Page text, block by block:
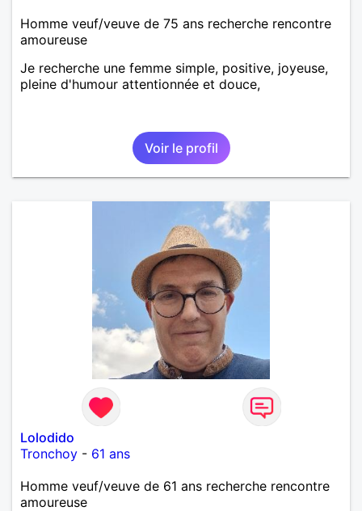
Homme veuf/veuve de 75 ans recherche rencontre
amoureuse
Je recherche une femme simple, positive, joyeuse,
pleine d'humour attentionnée et douce,
Voir le profil
Lolodido
Tronchoy - 61 ans
Homme veuf/veuve de 61 ans recherche rencontre
amoureuse